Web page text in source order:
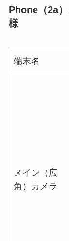
Phone（2a
様
端末名
メイン（広
角）カメラ